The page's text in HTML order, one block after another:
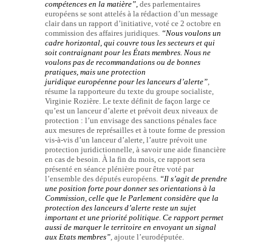
compétences en la matière”, des parlementaires
européens se sont attelés à la rédaction d’un message
clair dans un rapport d’initiative, voté ce 2 octobre en
commission des affaires juridiques. “Nous voulons un
cadre horizontal, qui couvre tous les secteurs et qui
soit contraignant pour les États membres. Nous ne
voulons pas de recommandations ou de bonnes
pratiques, mais une protection
juridique européenne pour les lanceurs d’alerte”
résume la rapporteure du texte du groupe socialiste,
Virginie Rozière. Le texte définit de façon large ce
qu’est un lanceur d’alerte et prévoit deux niveaux de
protection : l’un envisage des sanctions pénales face
aux mesures de représailles et à toute forme de pression
vis-à-vis d’un lanceur d’alerte, l’autre prévoit une
protection juridictionnelle, à savoir une aide financière
en cas de besoin. À la fin du mois, ce rapport sera
présenté en séance plénière pour être voté par
l’ensemble des députés européens. “Il s’agit de prendre
une position forte pour donner ses orientations à la
Commission, celle que le Parlement considère que la
protection des lanceurs d’alerte reste un sujet
important et une priorité politique. Ce rapport permet
aussi de marquer le territoire en envoyant un signal
aux Etats membres” , ajoute l’eurodéputée.